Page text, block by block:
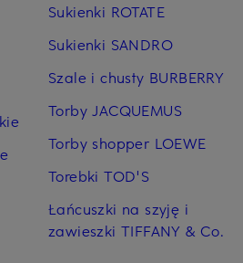
Sukienki ROTATE
Sukienki SANDRO
Szale i chusty BURBERRY
Torby JACQUEMUS
Torby shopper LOEWE
Torebki TOD'S
Łańcuszki na szyję i
zawieszki TIFFANY & Co.